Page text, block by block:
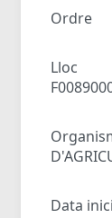
Ordre
Lloc
Data inici